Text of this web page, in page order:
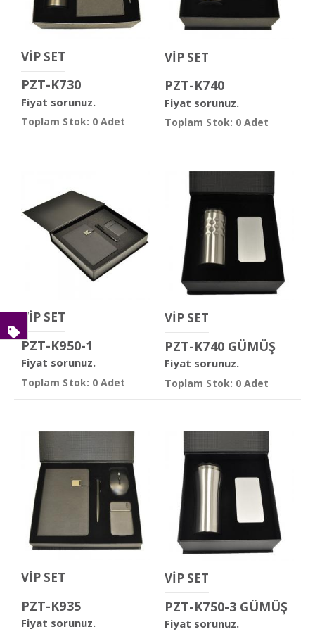
VİP SET
PZT-K730
Fiyat sorunuz.
Toplam Stok: 0 Adet
VİP SET
PZT-K740
Fiyat sorunuz.
Toplam Stok: 0 Adet
VİP SET
PZT-K950-1
Fiyat sorunuz.
Toplam Stok: 0 Adet
VİP SET
PZT-K740 GÜMÜŞ
Fiyat sorunuz.
Toplam Stok: 0 Adet
VİP SET
PZT-K935
Fiyat sorunuz.
VİP SET
PZT-K750-3 GÜMÜŞ
Fiyat sorunuz.